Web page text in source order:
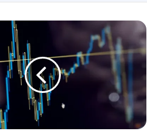
سود
فارکس
چند
درصد
است؟
بررسی
عوامل‌
مؤثر
بر